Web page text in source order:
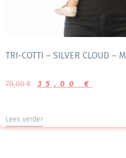
TRI-COTTI – SILVER CLOUD – M
70,00€ 35,00 €
Lees verder